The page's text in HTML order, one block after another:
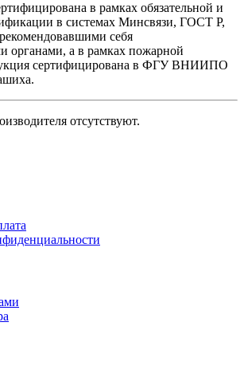
в рамках обязательной и
в системах Минсвязи, ГОСТ Р,
себя
органами, а в рамках пожарной
сертифицирована в ФГУ ВНИИПО
отсутствуют.